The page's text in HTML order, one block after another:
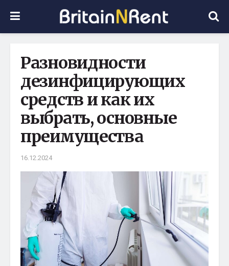
Разновидности
дезинфицирующих
средств и как их
выбрать, основные
преимущества
16.12.2024